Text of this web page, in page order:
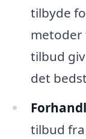
tilbyde
metoder
tilbud
det
tilbud